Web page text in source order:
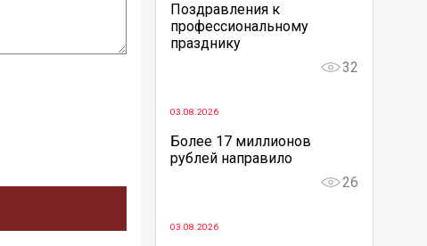
Поздравления к
профессиональному
празднику
32
03.08.2026
Более 17 миллионов
рублей направило
26
03.08.2026